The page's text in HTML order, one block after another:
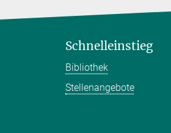
Schnelleinstieg
Bibliothek
Stellenangebote